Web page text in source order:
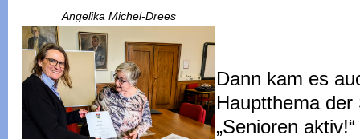
Angelika Michel-Drees
Dann kam es
Hauptthema
„Senioren